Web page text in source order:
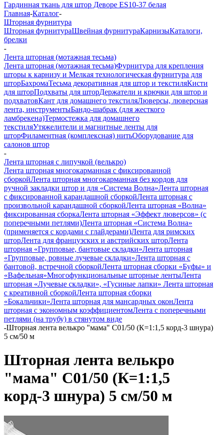
Гардинная ткань для штор Деворе ES10-37 белая
Главная-Каталог-
Шторная фурнитура
Шторная фурнитураШвейная фурнитураКарнизыКаталоги,
брелки
-
Лента шторная (мотажная тесьма)
Лента шторная (мотажная тесьма)Фурнитура для крепления
шторы к карнизу и Мелкая технологическая фурнитура для
шторБахромаТесьма декоративная для штор и текстиляКисти
для шторПодхваты для шторДержатели и крючки для штор и
подхватовКант для домашнего текстиляЛюверсы, люверсная
лента, инструментыБандо-шабрак (для жесткого
ламбрекена)Термостежка для домашнего
текстиляУтяжелители и магнитные ленты для
шторФиламентная (комплексная) нитьОборудование для
салонов штор
-
Лента шторная с липучкой (велькро)
Лента шторная многокарманная с фиксированной
сборкойЛента шторная многокарманная без кордов для
ручной закладки штор и для «Система Волна»Лента шторная
с фиксированной карандашной сборкойЛента шторная с
произвольной карандашной сборкойЛента шторная «Волна»
фиксированная сборкаЛента шторная «Эффект люверсов» (с
поперечными петлями)Лента шторная «Система Волна»
(применяется с кордами с глайдерами)Лента для римских
шторЛента для французских и австрийских шторЛента
шторная «Групповые, бантовые складки»Лента шторная
«Групповые, ровные лучевые складки»Лента шторная с
бантовой, встречной сборкойЛента шторная сборки «Буфы» и
«Вафельная»Многофункциональные шторные лентыЛента
шторная «Лучевые складки», «Гусиные лапки» Лента шторная
с креативной сборкойЛента шторная сборки
«Бокальчики»Лента шторная для мансардных оконЛента
шторная с экономным коэффициентомЛента с поперечными
петлями (на трубу) в стянутом виде
-Шторная лента велькро "мама" C01/50 (К=1:1,5 корд-3 шнура)
5 см/50 м
Шторная лента велькро
"мама" C01/50 (К=1:1,5
корд-3 шнура) 5 см/50 м